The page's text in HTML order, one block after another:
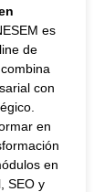
es
de
con
en
en
SEO y